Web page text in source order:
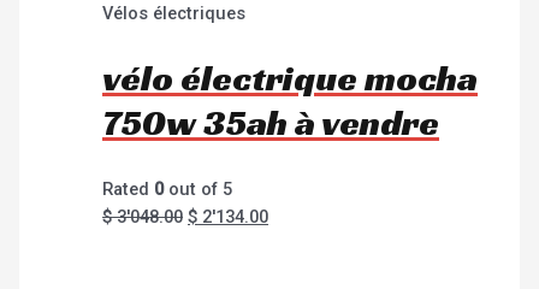
Vélos électriques
vélo électrique mocha
750w 35ah à vendre
Rated 0out of 5
$3'048.00 $ 2'134.00